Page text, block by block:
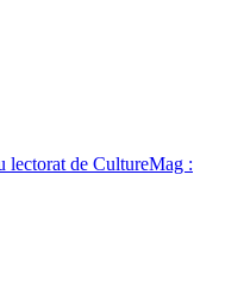
lectorat de CultureMag :